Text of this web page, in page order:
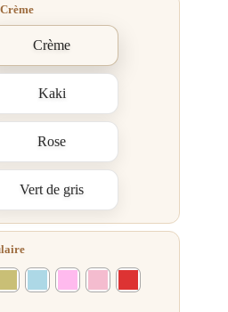
Crème
Crème
Kaki
Rose
Vert de gris